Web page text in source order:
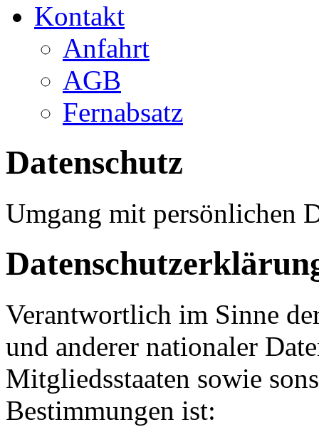
Kontakt
Anfahrt
AGB
Fernabsatz
Datenschutz
Umgang mit persönlichen
Verantwortlich im Sinne
und anderer nationaler
Mitgliedsstaaten sowie
Bestimmungen ist: